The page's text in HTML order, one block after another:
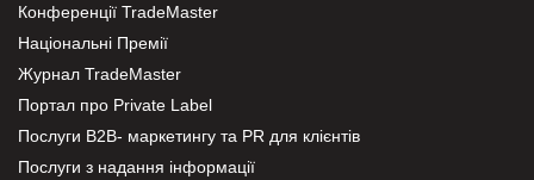
Конференції TradeMaster
Національні Премії
Журнал TradeMaster
Портал про Private Label
Послуги В2В- маркетингу та PR для клієнтів
Послуги з надання інформації